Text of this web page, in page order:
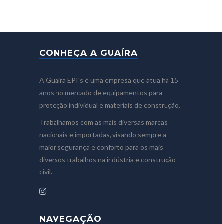
CONHEÇA A GUAÍRA
A Guaíra EPI's é uma empresa que atua há 15
anos no mercado de equipamentos para
proteção individual e materiais de construção.
Trabalhamos com as mais diversas marcas
nacionais e importadas, visando sempre a
maior segurança e conforto para os mais
diversos trabalhos na indústria e construção
civil.
NAVEGAÇÃO